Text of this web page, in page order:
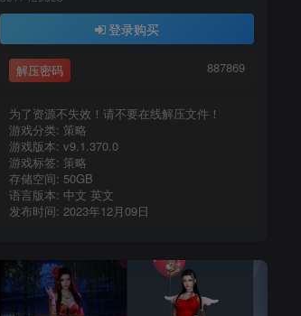
登录购买
解压密码 887869
为了资源不失效！请不要在线解压文件！
游戏分类: 策略
游戏版本: v9.1.370.0
游戏标签: 策略
存储空间: 50GB
语言版本: 中文 英文
发布时间: 2023年12月09日